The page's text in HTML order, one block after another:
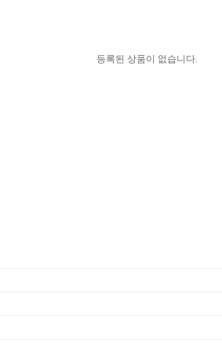
등록된 상품이 없습니다.